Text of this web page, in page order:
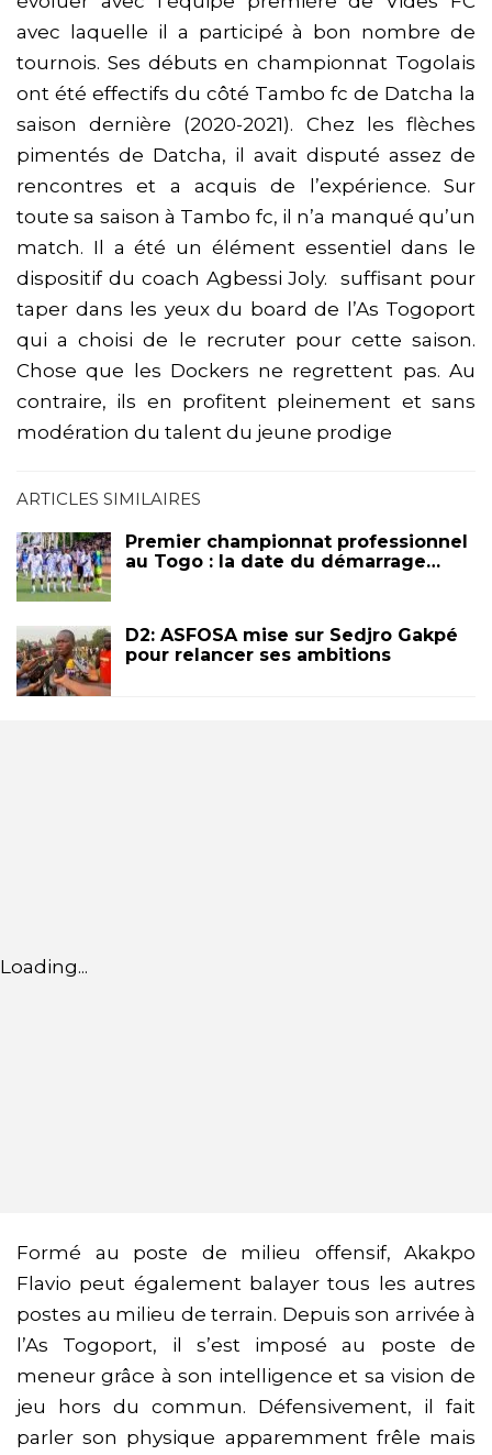
avec laquelle il a participé à bon nombre de
tournois. Ses débuts en championnat Togolais
ont été effectifs du côté Tambo fc de Datcha la
saison dernière (2020-2021). Chez les flèches
pimentés de Datcha, il avait disputé assez de
rencontres et a acquis de l’expérience. Sur
toute sa saison à Tambo fc, il n’a manqué qu’un
match. Il a été un élément essentiel dans le
dispositif du coach Agbessi Joly. suffisant pour
taper dans les yeux du board de l’As Togoport
qui a choisi de le recruter pour cette saison.
Chose que les Dockers ne regrettent pas. Au
contraire, ils en profitent pleinement et sans
modération du talent du jeune prodige
ARTICLES SIMILAIRES
Premier championnat professionnel
au Togo : la date du démarrage…
D2: ASFOSA mise sur Sedjro Gakpé
pour relancer ses ambitions
Loading...
Formé au poste de milieu offensif, Akakpo
Flavio peut également balayer tous les autres
postes au milieu de terrain. Depuis son arrivée à
l’As Togoport, il s’est imposé au poste de
meneur grâce à son intelligence et sa vision de
jeu hors du commun. Défensivement, il fait
parler son physique apparemment frêle mais